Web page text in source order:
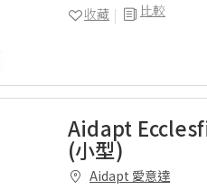
比較
收藏
Aidapt
(小型)
Aidapt 愛意達